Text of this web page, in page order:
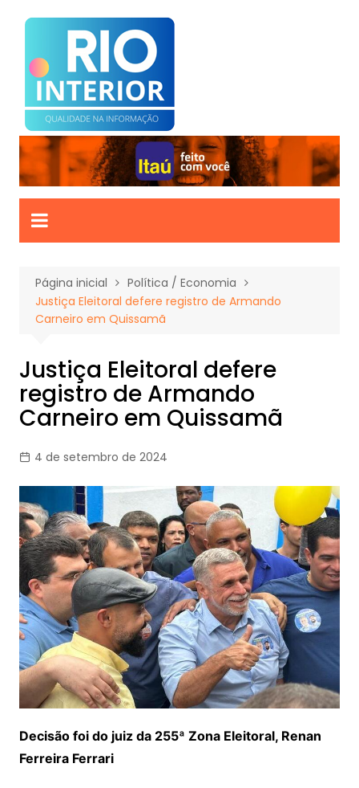
para
conteúdo
Página inicial
Política / Economia
Justiça Eleitoral defere registro de Armando
Carneiro em Quissamã
Justiça Eleitoral defere
registro de Armando
Carneiro em Quissamã
4 de setembro de 2024
Decisão foi do juiz da 255ª Zona Eleitoral, Renan
Ferreira Ferrari